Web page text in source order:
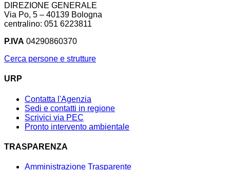
DIREZIONE GENERALE
Via Po, 5 – 40139 Bologna
centralino: 051 6223811
P.IVA 04290860370
Cerca persone e strutture
URP
Contatta l'Agenzia
Sedi e contatti in regione
Scrivici via PEC
Pronto intervento ambientale
TRASPARENZA
Amministrazione Trasparente